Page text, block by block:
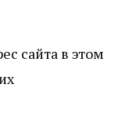
сайта в этом